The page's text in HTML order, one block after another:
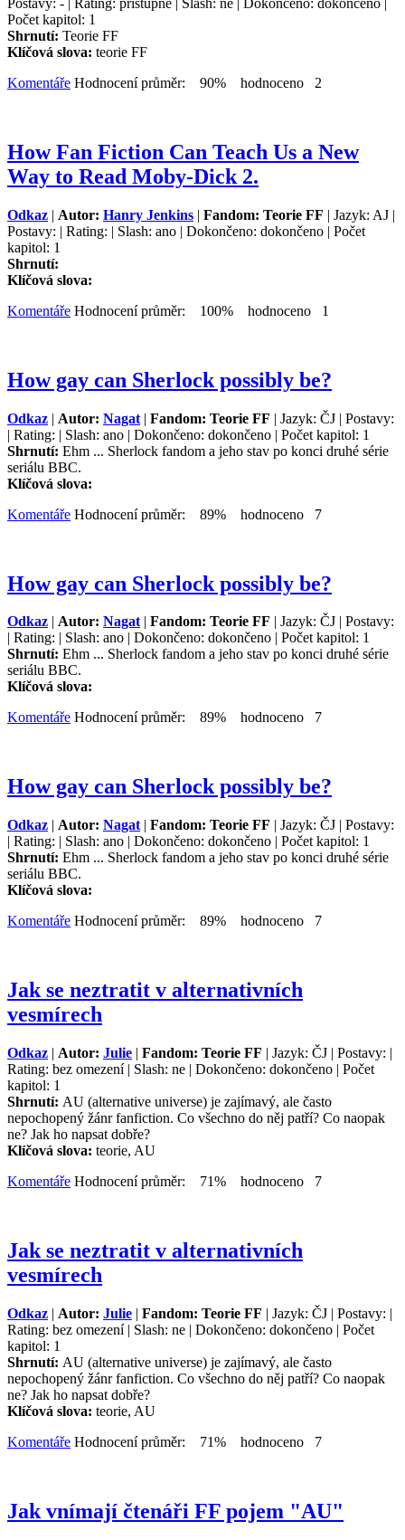
Postavy: - | Rating: přístupné | Slash: ne | Dokončeno: dokončeno |
Počet kapitol: 1
Shrnutí: Teorie FF
Klíčová slova: teorie FF
Komentáře Hodnocení průměr: 90% hodnoceno 2
How Fan Fiction Can Teach Us a New
Way to Read Moby-Dick 2.
Odkaz | Autor: Hanry Jenkins | Fandom: Teorie FF | Jazyk: AJ |
Postavy: | Rating: | Slash: ano | Dokončeno: dokončeno | Počet
kapitol: 1
Shrnutí:
Klíčová slova:
Komentáře Hodnocení průměr: 100% hodnoceno 1
How gay can Sherlock possibly be?
Odkaz | Autor: Nagat | Fandom: Teorie FF | Jazyk: ČJ | Postavy:
| Rating: | Slash: ano | Dokončeno: dokončeno | Počet kapitol: 1
Shrnutí: Ehm ... Sherlock fandom a jeho stav po konci druhé série
seriálu BBC.
Klíčová slova:
Komentáře Hodnocení průměr: 89% hodnoceno 7
How gay can Sherlock possibly be?
Odkaz | Autor: Nagat| Fandom: Teorie FF | Jazyk: ČJ | Postavy:
| Rating: | Slash: ano | Dokončeno: dokončeno | Počet kapitol: 1
Shrnutí: Ehm ... Sherlock fandom a jeho stav po konci druhé série
seriálu BBC.
Klíčová slova:
Komentáře Hodnocení průměr: 89% hodnoceno 7
How gay can Sherlock possibly be?
Odkaz | Autor: Nagat | Fandom: Teorie FF | Jazyk: ČJ | Postavy:
| Rating: | Slash: ano | Dokončeno: dokončeno | Počet kapitol: 1
Shrnutí: Ehm ... Sherlock fandom a jeho stav po konci druhé série
seriálu BBC.
Klíčová slova:
Komentáře Hodnocení průměr: 89% hodnoceno 7
Jak se neztratit v alternativních
vesmírech
Odkaz | Autor: Julie | Fandom: Teorie FF | Jazyk: ČJ | Postavy: |
Rating: bez omezení | Slash: ne | Dokončeno: dokončeno | Počet
kapitol: 1
Shrnutí: AU (alternative universe) je zajímavý, ale často
nepochopený žánr fanfiction. Co všechno do něj patří? Co naopak
ne? Jak ho napsat dobře?
Klíčová slova: teorie, AU
Komentáře Hodnocení průměr: 71% hodnoceno 7
Jak se neztratit v alternativních
vesmírech
Odkaz | Autor: Julie | Fandom: Teorie FF | Jazyk: ČJ | Postavy: |
Rating: bez omezení | Slash: ne | Dokončeno: dokončeno | Počet
kapitol: 1
Shrnutí: AU (alternative universe) je zajímavý, ale často
nepochopený žánr fanfiction. Co všechno do něj patří? Co naopak
ne? Jak ho napsat dobře?
Klíčová slova: teorie, AU
Komentáře Hodnocení průměr: 71% hodnoceno 7
Jak vnímají čtenáři FF pojem "AU"